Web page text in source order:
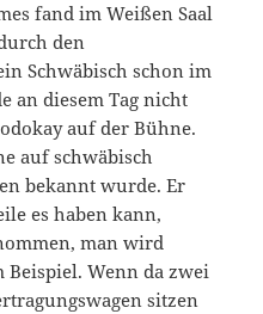
fand im Weißen Saal
den
Schwäbisch schon im
an diesem Tag nicht
auf der Bühne.
auf schwäbisch
bekannt wurde. Er
es haben kann,
man wird
Beispiel. Wenn da zwei
sitzen